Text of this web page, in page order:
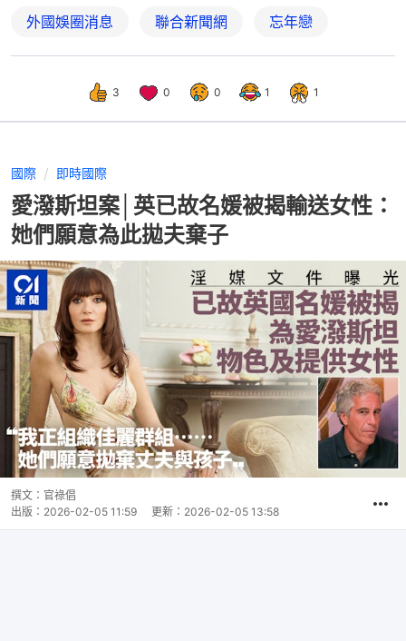
外國娛圈消息 聯合新聞網 忘年戀
3 0 0 1 1
國際 即時國際
愛潑斯坦案│英已故名媛被揭輸送女性：
她們願意為此拋夫棄子
撰文： 官祿倡
出版： 2026-02-05 11:59 更新： 2026-02-05 13:58